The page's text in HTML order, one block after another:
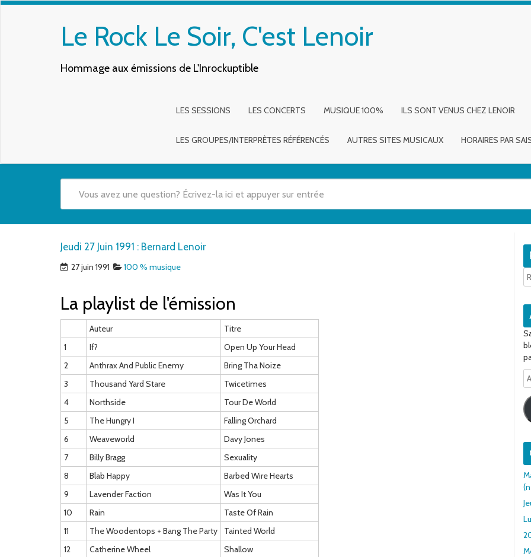
Le Rock Le Soir, C'est Lenoir
Hommage aux émissions de L'Inrockuptible
LES SESSIONS LES CONCERTS MUSIQUE 100% ILS SONT VENUS CHEZ LENOIR
LES GROUPES/INTERPRÈTES RÉFÉRENCÉS AUTRES SITES MUSICAUX HORAIRES PAR
Jeudi 27 Juin 1991 : Bernard Lenoir
27 juin 1991 100 % musique
La playlist de l'émission
Auteur
Titre
1
If?
Open Up Your Head
2
Anthrax And Public Enemy
Bring Tha Noize
3
Thousand Yard Stare
Twicetimes
4
Northside
Tour De World
5
The Hungry I
Falling Orchard
6
Weaveworld
Davy Jones
7
Billy Bragg
Sexuality
8
Blab Happy
Barbed Wire Hearts
9
Lavender Faction
Was It You
10
Rain
Taste Of Rain
11
The Woodentops + Bang The Party
Tainted World
12
Catherine Wheel
Shallow
e-